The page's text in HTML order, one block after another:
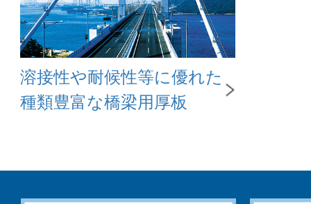
溶接性や耐候性等に優れた
種類豊富な橋梁用厚板